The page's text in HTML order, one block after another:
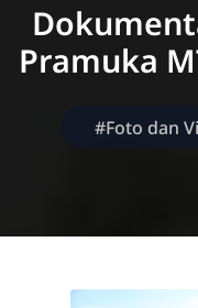
Pramuka
#Foto dan